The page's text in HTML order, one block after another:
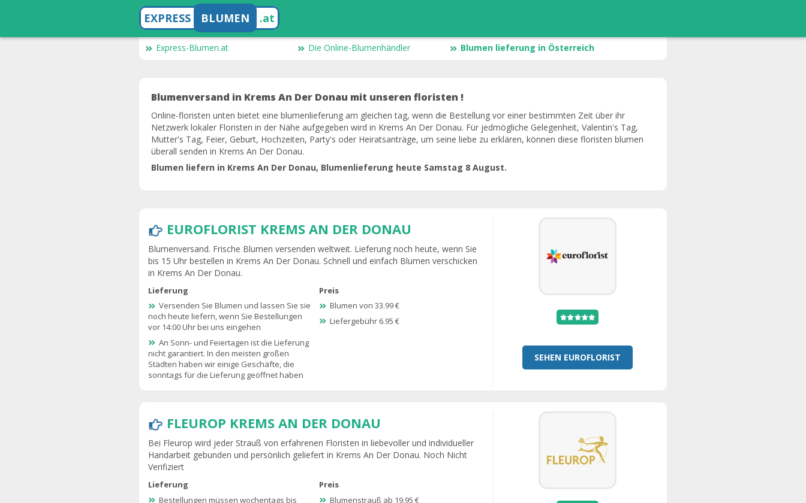
EXPRESS BLUMEN .at
Express-Blumen.at Die Online-Blumenhändler Blumen lieferung in Österreich
Blumenversand in Krems An Der Donau mit unseren floristen !
Online-floristen unten bietet eine blumenlieferung am gleichen tag, wenn die Bestellung vor einer bestimmten Zeit über ihr
Netzwerk lokaler Floristen in der Nähe aufgegeben wird in Krems An Der Donau. Für jedmögliche Gelegenheit, Valentin's Tag,
Mutter's Tag, Feier, Geburt, Hochzeiten, Party's oder Heiratsanträge, um seine liebe zu erklären, können diese floristen blumen
überall senden in Krems An Der Donau.
Blumen liefern in Krems An Der Donau, Blumenlieferung heute Samstag 8 August.
EUROFLORIST KREMS AN DER DONAU
Blumenversand. Frische Blumen versenden weltweit. Lieferung noch heute, wenn Sie
bis 15 Uhr bestellen in Krems An Der Donau. Schnell und einfach Blumen verschicken
in Krems An Der Donau.
Lieferung
Versenden Sie Blumen und lassen Sie sie
noch heute liefern, wenn Sie Bestellungen
vor 14:00 Uhr bei uns eingehen
An Sonn- und Feiertagen ist die Lieferung
nicht garantiert. In den meisten großen
Städten haben wir einige Geschäfte, die
sonntags für die Lieferung geöffnet haben
Preis
Blumen von 33.99 €
Liefergebühr 6.95 €
SEHEN EUROFLORIST
FLEUROP KREMS AN DER DONAU
Bei Fleurop wird jeder Strauß von erfahrenen Floristen in liebevoller und individueller
Handarbeit gebunden und persönlich geliefert in Krems An Der Donau. Noch Nicht
Verifiziert
Lieferung
Bestellungen müssen wochentags bis
Preis
Blumenstrauß ab 19.95 €